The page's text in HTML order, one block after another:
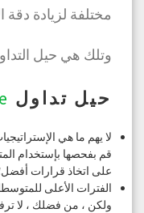
مختلفة لزيادة دقة
وتلك هي حيل
حيل تداول
لا يهم ما هي
قم بفحصها بإستخدام
على اتخاذ قرارات
الفترات الأعلى
ولكن ، من فضلك ، لا